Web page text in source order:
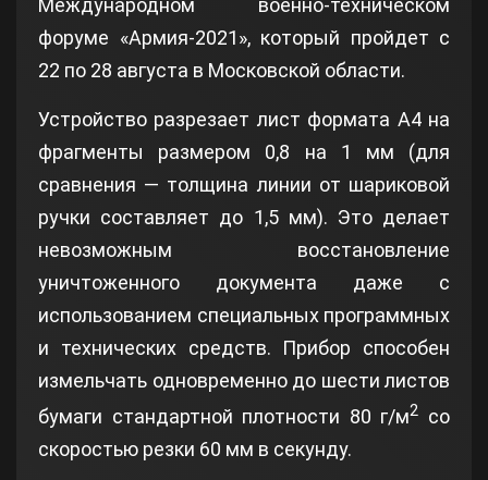
Международном военно-техническом
форуме «Армия-2021», который пройдет с
22 по 28 августа в Московской области.
Устройство разрезает лист формата А4 на
фрагменты размером 0,8 на 1 мм (для
сравнения — толщина линии от шариковой
ручки составляет до 1,5 мм). Это делает
невозможным восстановление
уничтоженного документа даже с
использованием специальных программных
и технических средств. Прибор способен
измельчать одновременно до шести листов
бумаги стандартной плотности 80 г/м2 со
скоростью резки 60 мм в секунду.